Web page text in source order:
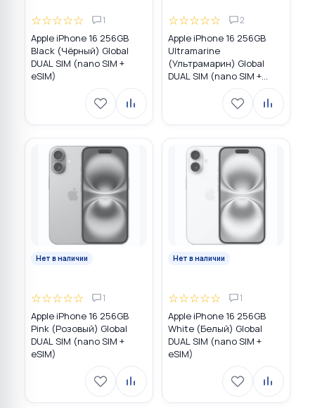
☆☆☆☆☆ 1
Apple iPhone 16 256GB
Black (Чёрный) Global
DUAL SIM (nano SIM +
eSIM)
☆☆☆☆☆ 2
Apple iPhone 16 256GB
Ultramarine
(Ультрамарин) Global
DUAL SIM (nano SIM +
Нет в наличии
☆☆☆☆☆ 1
Apple iPhone 16 256GB
Pink (Розовый) Global
DUAL SIM (nano SIM +
eSIM)
Нет в наличии
☆☆☆☆☆ 1
Apple iPhone 16 256GB
White (Белый) Global
DUAL SIM (nano SIM +
eSIM)